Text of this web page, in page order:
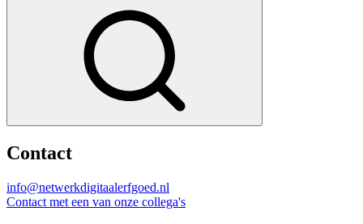
Contact
info@netwerkdigitaalerfgoed.nl
Contact met een van onze collega's